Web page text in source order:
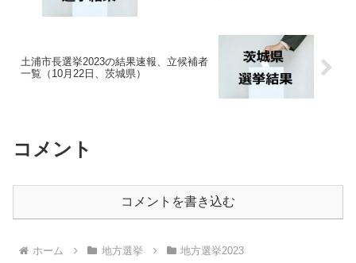
土浦市長選挙2023の結果速報、立候補者
一覧（10月22日、茨城県）
コメント
コメントを書き込む
ホーム 地方選挙 地方選挙2023